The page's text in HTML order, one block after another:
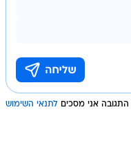
אני מסכים לתנאי השימוש